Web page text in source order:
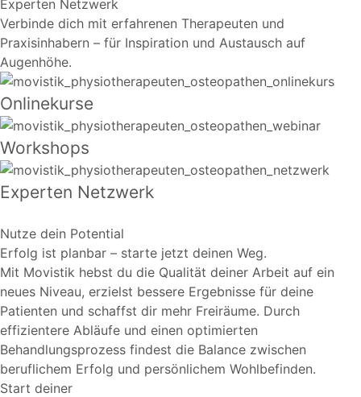
Experten Netzwerk
Verbinde dich mit erfahrenen Therapeuten und
Praxisinhabern – für Inspiration und Austausch auf
Augenhöhe.
Onlinekurse
Workshops
Experten Netzwerk
Nutze dein Potential
Erfolg ist planbar – starte jetzt deinen Weg.
Mit Movistik hebst du die Qualität deiner Arbeit auf ein
neues Niveau, erzielst bessere Ergebnisse für deine
Patienten und schaffst dir mehr Freiräume. Durch
effizientere Abläufe und einen optimierten
Behandlungsprozess findest die Balance zwischen
beruflichem Erfolg und persönlichem Wohlbefinden.
Start deiner